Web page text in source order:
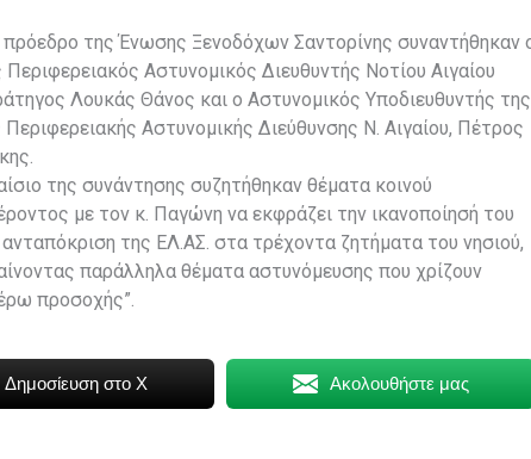
της Ένωσης Ξενοδόχων Σαντορίνης συναντήθηκαν
Περιφερειακός Αστυνομικός Διευθυντής Νοτίου Αιγαίου
Λουκάς Θάνος και ο Αστυνομικός Υποδιευθυντής της
Περιφερειακής Αστυνομικής Διεύθυνσης Ν. Αιγαίου, Πέτρος
της συνάντησης συζητήθηκαν θέματα κοινού
με τον κ. Παγώνη να εκφράζει την ικανοποίησή του
ανταπόκριση της ΕΛ.ΑΣ. στα τρέχοντα ζητήματα του νησιού,
παράλληλα θέματα αστυνόμευσης που χρίζουν
προσοχής”.
Δημοσίευση στο X Ακολουθήστε μας